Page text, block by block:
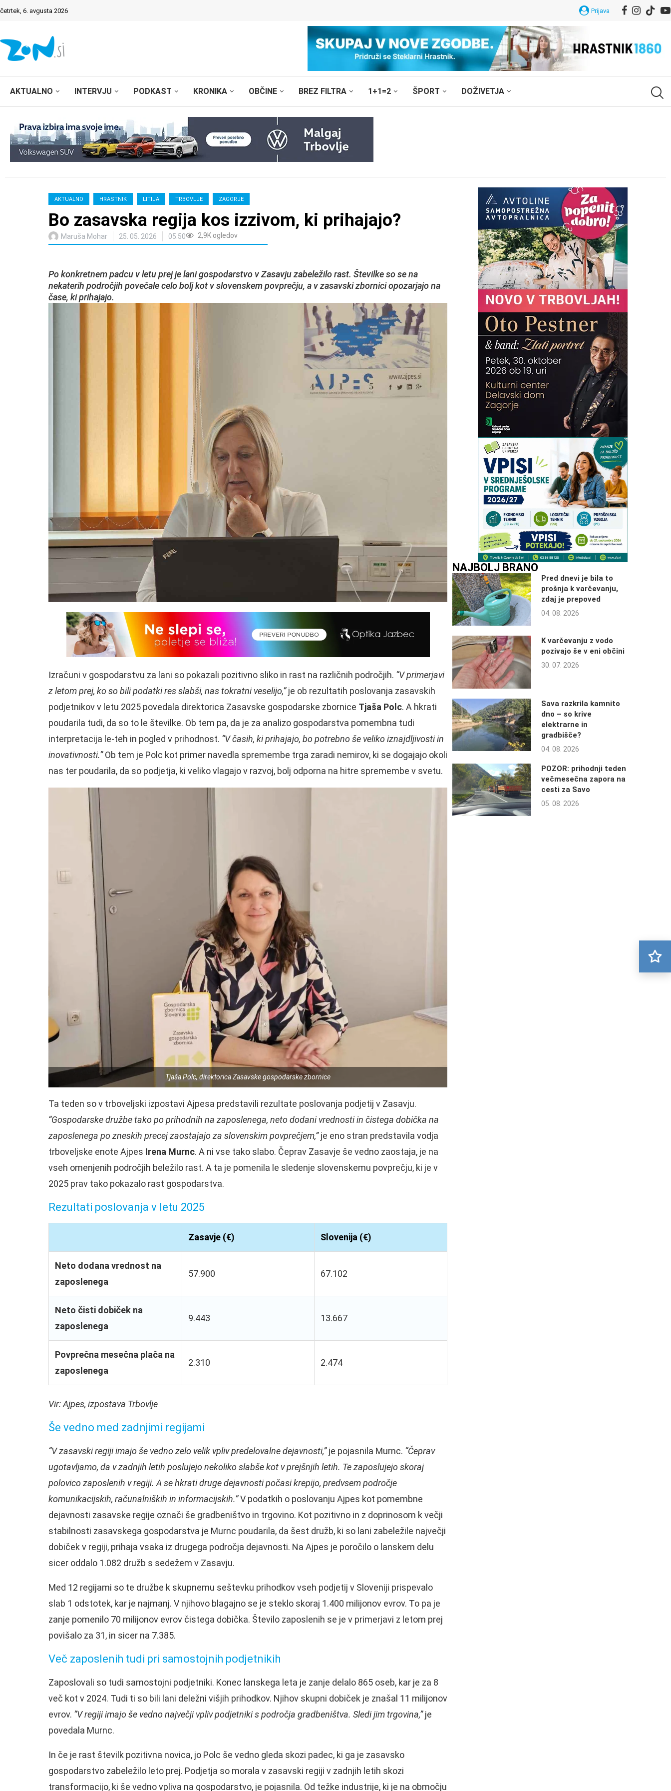
četrtek, 6. avgusta 2026 Prijava
AKTUALNO INTERVJU PODKAST KRONIKA OBČINE BREZ FILTRA 1+1=2 ŠPORT DOŽIVETJA
AKTUALNO HRASTNIK LITIJA TRBOVLJE ZAGORJE
Bo zasavska regija kos izzivom, ki prihajajo?
Maruša Mohar 25. 05. 2026 05:50 2,9K ogledov
Po konkretnem padcu v letu prej je lani gospodarstvo v Zasavju zabeležilo rast. Številke so se na
nekaterih področjih povečale celo bolj kot v slovenskem povprečju, a v zasavski zbornici opozarjajo na
čase, ki prihajajo.
Izračuni v gospodarstvu za lani so pokazali pozitivno sliko in rast na različnih področjih. “V primerjavi
z letom prej, ko so bili podatki res slabši, nas tokratni veselijo,”je ob rezultatih poslovanja zasavskih
podjetnikov v letu 2025 povedala direktorica Zasavske gospodarske zbornice Tjaša Polc. A hkrati
poudarila tudi, da so to le številke. Ob tem pa, da je za analizo gospodarstva pomembna tudi
interpretacija le-teh in pogled v prihodnost. “V časih, ki prihajajo, bo potrebno še veliko iznajdljivosti in
inovativnosti.”Ob tem je Polc kot primer navedla spremembe trga zaradi nemirov, ki se dogajajo okoli
nas ter poudarila, da so podjetja, ki veliko vlagajo v razvoj, bolj odporna na hitre spremembe v svetu.
Tjaša Polc, direktorica Zasavske gospodarske zbornice
Ta teden so v trboveljski izpostavi Ajpesa predstavili rezultate poslovanja podjetij v Zasavju.
“Gospodarske družbe tako po prihodnih na zaposlenega, neto dodani vrednosti in čistega dobička na
zaposlenega po zneskih precej zaostajajo za slovenskim povprečjem,”je eno stran predstavila vodja
trboveljske enote Ajpes Irena Murnc. A ni vse tako slabo. Čeprav Zasavje še vedno zaostaja, je na
vseh omenjenih področjih beležilo rast. A ta je pomenila le sledenje slovenskemu povprečju, ki je v
2025 prav tako pokazalo rast gospodarstva.
Rezultati poslovanja v letu 2025
Zasavje (€) Slovenija (€)
Neto dodana vrednost na
zaposlenega
57.900 67.102
Neto čisti dobiček na
zaposlenega
9.443 13.667
Povprečna mesečna plača na
zaposlenega
2.310 2.474
Vir: Ajpes, izpostava Trbovlje
Še vedno med zadnjimi regijami
“V zasavski regiji imajo še vedno zelo velik vpliv predelovalne dejavnosti,”je pojasnila Murnc. “Čeprav
ugotavljamo, da v zadnjih letih poslujejo nekoliko slabše kot v prejšnjih letih. Te zaposlujejo skoraj
polovico zaposlenih v regiji. A se hkrati druge dejavnosti počasi krepijo, predvsem področje
komunikacijskih, računalniških in informacijskih.”V podatkih o poslovanju Ajpes kot pomembne
dejavnosti zasavske regije označi še gradbeništvo in trgovino. Kot pozitivno in z doprinosom k večji
stabilnosti zasavskega gospodarstva je Murnc poudarila, da šest družb, ki so lani zabeležile največji
dobiček v regiji, prihaja vsaka iz drugega področja dejavnosti. Na Ajpes je poročilo o lanskem delu
sicer oddalo 1.082 družb s sedežem v Zasavju.
Med 12 regijami so te družbe k skupnemu seštevku prihodkov vseh podjetij v Sloveniji prispevalo
slab 1 odstotek, kar je najmanj. V njihovo blagajno se je steklo skoraj 1.400 milijonov evrov. To pa je
zanje pomenilo 70 milijonov evrov čistega dobička. Število zaposlenih se je v primerjavi z letom prej
povišalo za 31, in sicer na 7.385.
Več zaposlenih tudi pri samostojnih podjetnikih
Zaposlovali so tudi samostojni podjetniki. Konec lanskega leta je zanje delalo 865 oseb, kar je za 8
več kot v 2024. Tudi ti so bili lani deležni višjih prihodkov. Njihov skupni dobiček je znašal 11 milijonov
evrov. “V regiji imajo še vedno največji vpliv podjetniki s področja gradbeništva. Sledi jim trgovina,”je
povedala Murnc.
In če je rast številk pozitivna novica, jo Polc še vedno gleda skozi padec, ki ga je zasavsko
gospodarstvo zabeležilo leto prej. Podjetja so morala v zasavski regiji v zadnjih letih skozi
transformacijo, ki še vedno vpliva na gospodarstvo, je pojasnila. Od težke industrije, ki je na območju
NAJBOLJ BRANO
Pred dnevi je bila to
prošnja k varčevanju,
zdaj je prepoved
04. 08. 2026
K varčevanju z vodo
pozivajo še v eni občini
30. 07. 2026
Sava razkrila kamnito
dno – so krive
elektrarne in
gradbišče?
04. 08. 2026
POZOR: prihodnji teden
večmesečna zapora na
cesti za Savo
05. 08. 2026